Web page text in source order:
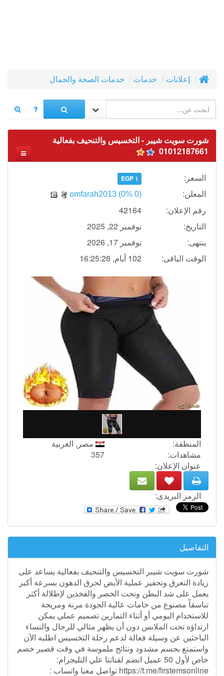
إعلانات خدمات خدمات الصحة والجمال
شورت سويت شيبر - التخسيس والتنحيف بفعالية
01012187661
السعر: ١ EGP
المعلن: omfarah2013 (0% 0)
رقم الإعلان:
42164
التاريخ:
نوفمبر 22, 2025
ينتهى:
نوفمبر 17, 2026
الوقت الباقى:
102 أيام, 16:25:27
المنطقة:
مصر, الغربية
مشاهدات:
357
عنوان الإعلان:
الرمز البريدى:
التفاصيل
شورت سويت شيبر التخسيس والتنحيف بفعالية يساعد على
زيادة التعرق وتحفيز عملية الأيض لحرق الدهون بسرعة أكبر
يعمل على شد البطن ونحت الخصر والفخذين لإطلالة أكثر
تناسقاً مصنوع من خامات عالية الجودة مرنة ومريحة
للاستخدام اليومي أو أثناء التمارين تصميم عملي يمكن
ارتداؤه تحت الملابس دون أن يظهر مثالي للرجال والنساء
الباحثين عن وسيلة فعالة لدعم رحلة التخسيس اطلبه الآن
واستمتع بجسم مشدود ونتائج ملموسة في وقت قصير خصم
خاص لأول 50 عميل انضم لقناتنا علي التليجرام:
https://t.me/firstemsonline تواصل معنا واتساب :